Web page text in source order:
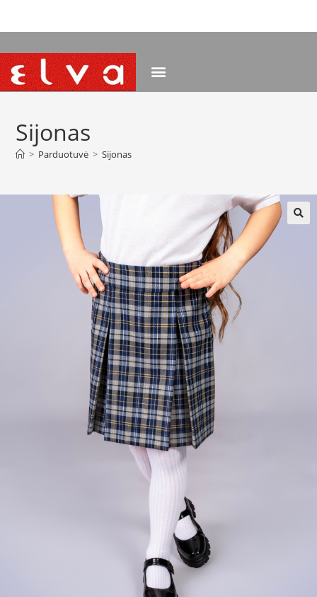
Sijonas
> Parduotuvė > Sijonas